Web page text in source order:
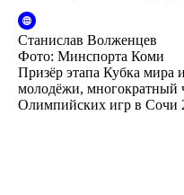
Станислав Волженцев
Фото: Минспорта Коми
Призёр этапа Кубка мира
молодёжи, многократный
Олимпийских игр в Сочи